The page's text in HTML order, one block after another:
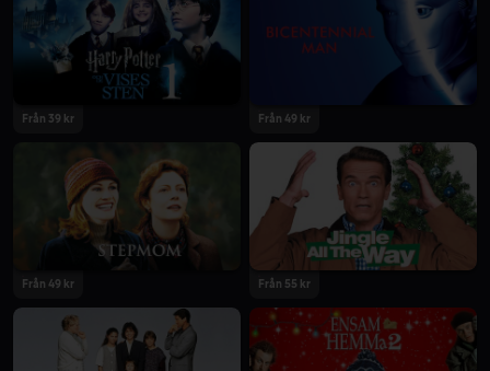
Från 39 kr Från 49 kr
Från 49 kr Från 55 kr